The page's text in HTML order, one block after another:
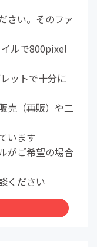
い。そのファ
ルで800pixel
ットで十分に
売（再販）や二
います
がご希望の場合
ください